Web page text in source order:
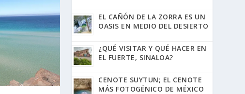
EL CAÑÓN DE LA ZORRA ES UN
OASIS EN MEDIO DEL DESIERTO
¿QUÉ VISITAR Y QUÉ HACER EN
EL FUERTE, SINALOA?
CENOTE SUYTUN; EL CENOTE
MÁS FOTOGÉNICO DE MÉXICO